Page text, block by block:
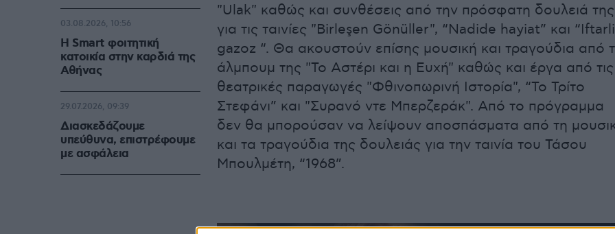
"Ulak" καθώς και συνθέσεις από την πρόσφατη δουλειά της
για τις ταινίες "Birleşen Gönüller", “Nadide hayiat” και
gazoz “. Θα ακουστούν επίσης μουσική και τραγούδια από
άλμπουμ της "Το Aστέρι και η Eυχή" καθώς και έργα από τις
θεατρικές παραγωγές "Φθινοπωρινή Iστορία", “Το Τρίτο
Στεφάνι” και "Συρανό ντε Μπερζεράκ". Από το πρόγραμμα
δεν θα μπορούσαν να λείψουν αποσπάσματα από τη
και τα τραγούδια της δουλειάς για την ταινία του Τάσου
Μπουλμέτη, “1968”.
Η Smart φοιτητική
κατοικία στην καρδιά της
Αθήνας
03.08.2026, 10:56
Διασκεδάζουμε
υπεύθυνα, επιστρέφουμε
με ασφάλεια
29.07.2026, 09:39